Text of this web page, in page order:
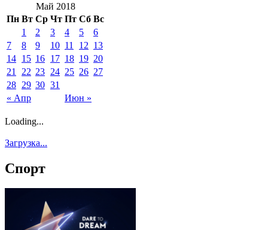
Май 2018
Пн Вт Ср Чт Пт Сб Вс
« Апр Июн »
1 2 3 4 5
6
7
8 9 10 11 12 13
14 15 16 17 18 19 20
21
22 23 24 25 26 27
28 29 30 31
Loading...
Загрузка...
Спорт